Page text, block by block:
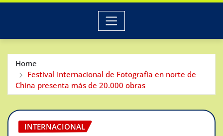
Home
Festival Internacional de Fotografía en norte de
China presenta más de 20.000 obras
INTERNACIONAL